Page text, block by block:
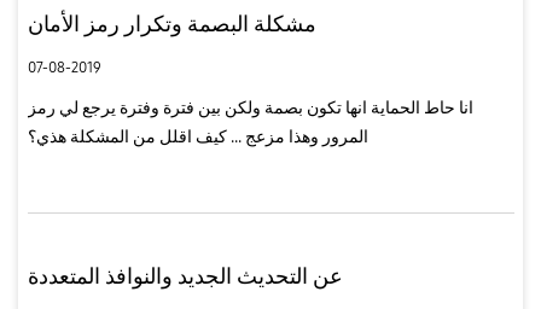
مشكلة البصمة وتكرار رمز الأمان
07-08-2019
انا حاط الحماية انها تكون بصمة ولكن بين فترة وفترة يرجع لي رمز
المرور وهذا مزعج ... كيف اقلل من المشكلة هذي؟
عن التحديث الجديد والنوافذ المتعددة